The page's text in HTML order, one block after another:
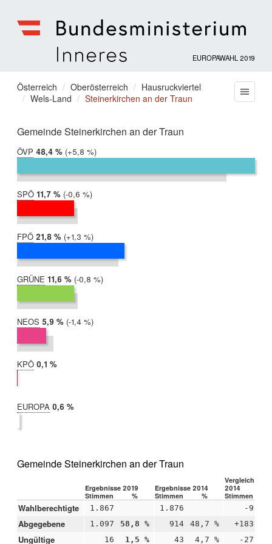
für
Inneres
EUROPAWAHL 2019
Sie
befinden
hier:
Österreich Oberösterreich
Hausruckviertel
Wels-Land
Steinerkirchen an der Traun
Gemeinde Steinerkirchen an der Traun
ÖVP 2019:
48,4 %
2014:
42,6 %
Differenz:
+5,8 %
SPÖ 2019:
11,7 %
2014:
12,3 %
Differenz:
-0,6 %
FPÖ 2019:
21,8 %
2014:
20,6 %
Differenz:
+1,3 %
GRÜNE 2019:
11,6 %
2014:
12,4 %
Differenz:
-0,8 %
NEOS 2019:
5,9 %
2014:
7,3 %
Differenz:
-1,4 %
KPÖ 2019:
0,1 %
EUROPA 2019:
0,6 %
Gemeinde Steinerkirchen an der Traun
Ergebnisse 2019 Ergebnisse 2014
Vergleich
2014
Stimmen
% Stimmen % Stimmen
Wahlberechtigte 1.867 1.876 -9
Abgegebene 1.097 58,8 % 914 48,7 % +183
Ungültige 16 1,5 % 43 4,7 % -27